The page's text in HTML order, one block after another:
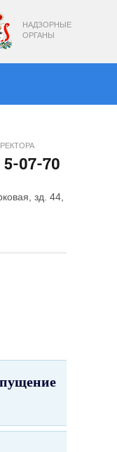
НАДЗОРНЫЕ
ОРГАНЫ
5-07-70
зд. 44,